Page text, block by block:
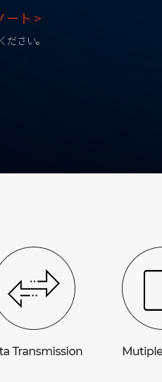
ート >
さい。